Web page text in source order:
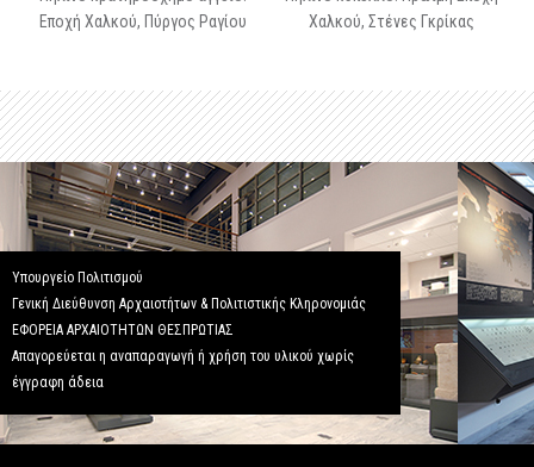
Εποχή Χαλκού, Πύργος Ραγίου
Χαλκού, Στένες Γκρίκας
Υπουργείο Πολιτισμού
Γενική Διεύθυνση Αρχαιοτήτων & Πολιτιστικής Κληρονομιάς
ΕΦΟΡΕΙΑ ΑΡΧΑΙΟΤΗΤΩΝ ΘΕΣΠΡΩΤΙΑΣ
Απαγορεύεται η αναπαραγωγή ή χρήση του υλικού χωρίς
έγγραφη άδεια